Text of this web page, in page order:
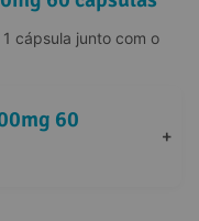
cápsula junto com o
60
+